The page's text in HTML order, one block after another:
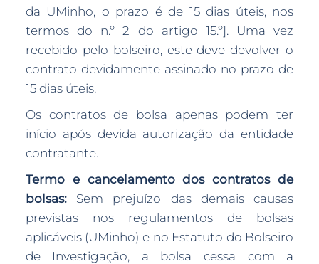
da UMinho, o prazo é de 15 dias úteis, nos
termos do n.º 2 do artigo 15.º]. Uma vez
recebido pelo bolseiro, este deve devolver o
contrato devidamente assinado no prazo de
15 dias úteis.
Os contratos de bolsa apenas podem ter
início após devida autorização da entidade
contratante.
Termo e cancelamento dos contratos de
bolsas: Sem prejuízo das demais causas
previstas nos regulamentos de bolsas
aplicáveis (UMinho) e no Estatuto do Bolseiro
de Investigação, a bolsa cessa com a